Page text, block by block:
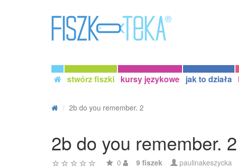
stwórz fiszki kursy językowe jak to działa
2b do you remember. 2
2b do you remember. 2
0 9 fiszek paulinakeszycka